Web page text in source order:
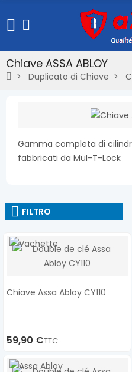
Chiave ASSA ABLOY
Duplicato di Chiave
Gamma completa di
fabbricati da Mul-T-Lock
FILTRO
Chiave Assa Abloy CY110
59,90 €TTC